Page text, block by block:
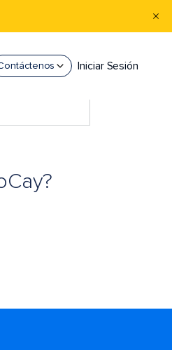
Iniciar Sesión